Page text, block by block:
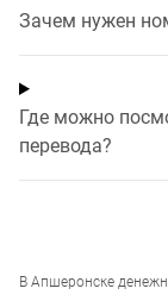
Зачем нужен
Где можно
перевода?
В Апшеронске